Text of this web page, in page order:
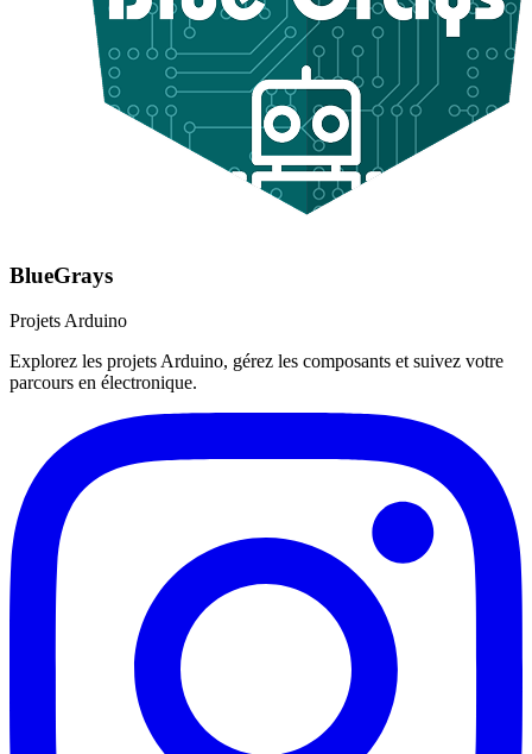
BlueGrays
Projets Arduino
Explorez les projets Arduino, gérez les composants et suivez votre
parcours en électronique.